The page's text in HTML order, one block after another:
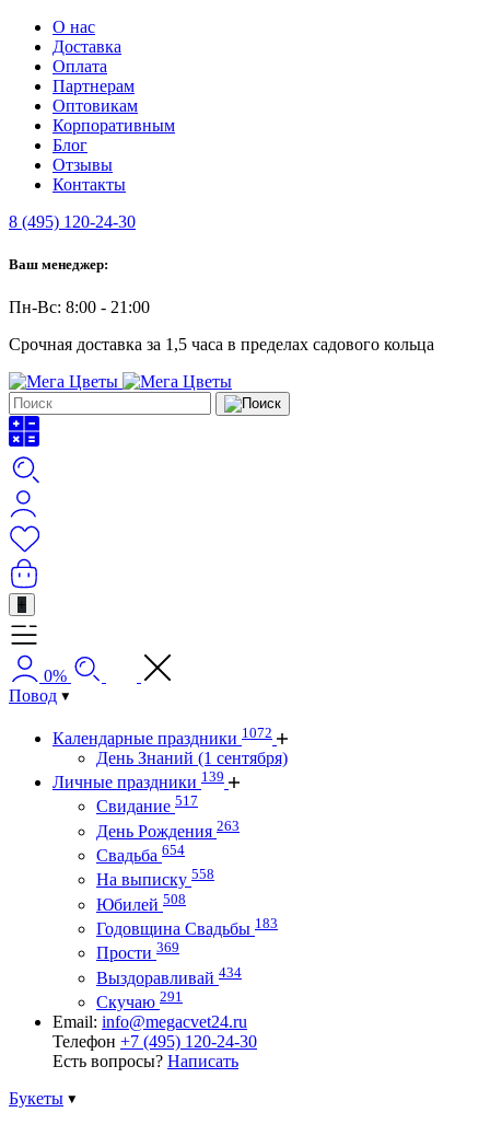
О нас
Доставка
Оплата
Партнерам
Оптовикам
Корпоративным
Блог
Отзывы
Контакты
8 (495) 120-24-30
Ваш менеджер:
Пн-Вс: 8:00 - 21:00
Срочная доставка за 1,5 часа в пределах садового кольца
+
0%
Повод
Календарные праздники 1072
День Знаний (1 сентября)
Личные праздники 139
Свидание 517
День Рождения 263
Свадьба 654
На выписку 558
Юбилей 508
Годовщина Свадьбы 183
Прости 369
Выздоравливай 434
Скучаю 291
Email: info@megacvet24.ru
Телефон +7 (495) 120-24-30
Есть вопросы? Написать
Букеты